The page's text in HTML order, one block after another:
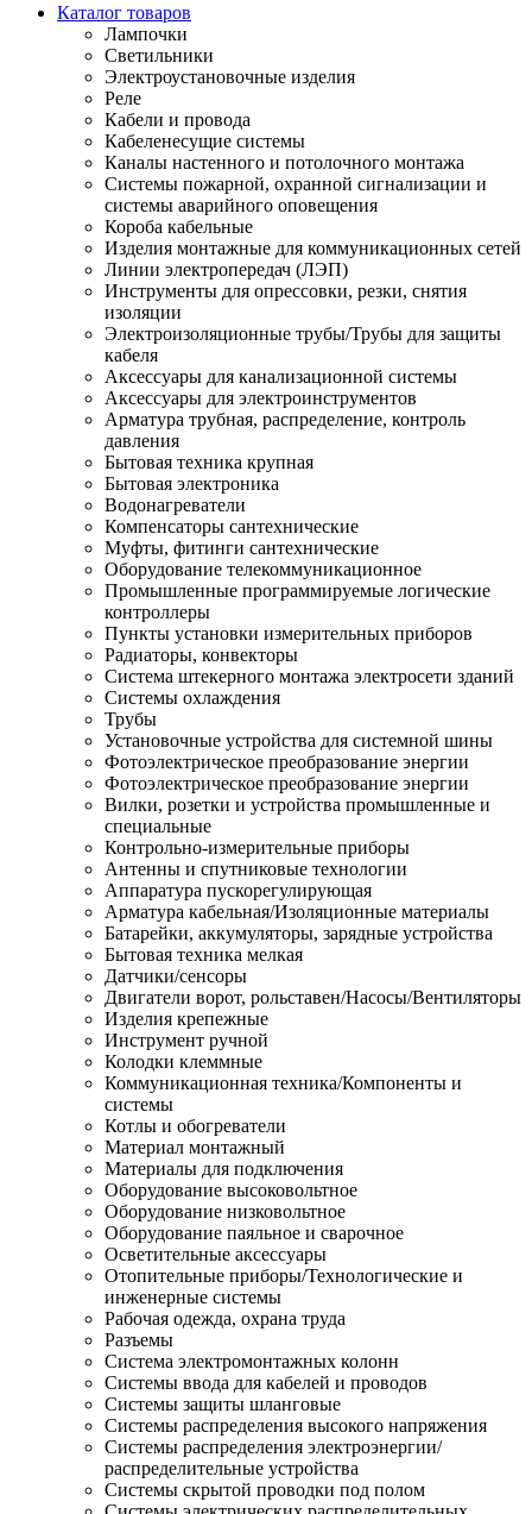
Каталог товаров
Лампочки
Светильники
Электроустановочные изделия
Реле
Кабели и провода
Кабеленесущие системы
Каналы настенного и потолочного монтажа
Системы пожарной, охранной сигнализации и
системы аварийного оповещения
Короба кабельные
Изделия монтажные для коммуникационных сетей
Линии электропередач (ЛЭП)
Инструменты для опрессовки, резки, снятия
изоляции
Электроизоляционные трубы/Трубы для защиты
кабеля
Аксессуары для канализационной системы
Аксессуары для электроинструментов
Арматура трубная, распределение, контроль
давления
Бытовая техника крупная
Бытовая электроника
Водонагреватели
Компенсаторы сантехнические
Муфты, фитинги сантехнические
Оборудование телекоммуникационное
Промышленные программируемые логические
контроллеры
Пункты установки измерительных приборов
Радиаторы, конвекторы
Система штекерного монтажа электросети зданий
Системы охлаждения
Трубы
Установочные устройства для системной шины
Фотоэлектрическое преобразование энергии
Фотоэлектрическое преобразование энергии
Вилки, розетки и устройства промышленные и
специальные
Контрольно-измерительные приборы
Антенны и спутниковые технологии
Аппаратура пускорегулирующая
Арматура кабельная/Изоляционные материалы
Батарейки, аккумуляторы, зарядные устройства
Бытовая техника мелкая
Датчики/сенсоры
Двигатели ворот, рольставен/Насосы/Вентиляторы
Изделия крепежные
Инструмент ручной
Колодки клеммные
Коммуникационная техника/Компоненты и
системы
Котлы и обогреватели
Материал монтажный
Материалы для подключения
Оборудование высоковольтное
Оборудование низковольтное
Оборудование паяльное и сварочное
Осветительные аксессуары
Отопительные приборы/Технологические и
инженерные системы
Рабочая одежда, охрана труда
Разъемы
Система электромонтажных колонн
Системы ввода для кабелей и проводов
Системы защиты шланговые
Системы распределения высокого напряжения
Системы распределения электроэнергии/
распределительные устройства
Системы скрытой проводки под полом